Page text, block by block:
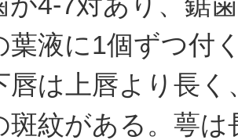
葉液に1個ずつ付
唇は上唇より長
斑紋がある。萼